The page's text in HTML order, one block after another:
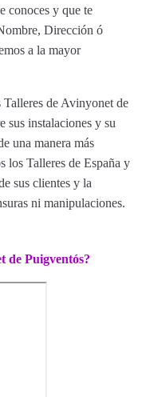
conoces y que te
Dirección ó
a la mayor
Talleres de Avinyonet de
sus instalaciones y su
una manera más
los Talleres de España y
sus clientes y la
ni manipulaciones.
de Puigventós?